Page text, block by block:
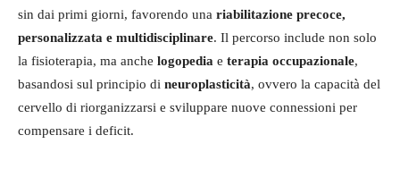
sin dai primi giorni, favorendo una riabilitazione precoce,
personalizzata e multidisciplinare. Il percorso include non solo
la fisioterapia, ma anche logopedia e terapia occupazionale,
basandosi sul principio di neuroplasticità, ovvero la capacità del
cervello di riorganizzarsi e sviluppare nuove connessioni per
compensare i deficit.